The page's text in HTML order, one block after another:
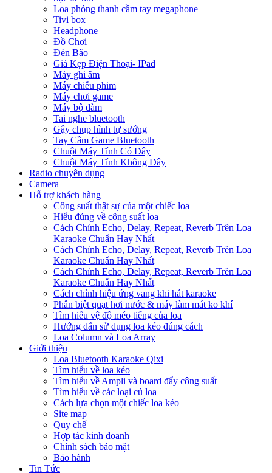
Loa phóng thanh cầm tay megaphone
Tivi box
Headphone
Đồ Chơi
Đèn Bão
Giá Kẹp Điện Thoại- IPad
Máy ghi âm
Máy chiếu phim
Máy chơi game
Máy bộ đàm
Tai nghe bluetooth
Gậy chụp hình tự sướng
Tay Cầm Game Bluetooth
Chuột Máy Tính Có Dây
Chuột Máy Tính Không Dây
Radio chuyên dụng
Camera
Hỗ trợ khách hàng
Công suất thật sự của một chiếc loa
Hiểu đúng về công suất loa
Cách Chỉnh Echo, Delay, Repeat, Reverb Trên Loa
Karaoke Chuẩn Hay Nhất
Cách Chỉnh Echo, Delay, Repeat, Reverb Trên Loa
Karaoke Chuẩn Hay Nhất
Cách Chỉnh Echo, Delay, Repeat, Reverb Trên Loa
Karaoke Chuẩn Hay Nhất
Cách chỉnh hiệu ứng vang khi hát karaoke
Phân biệt quạt hơi nước & máy làm mát ko khí
Tìm hiểu vệ độ méo tiếng của loa
Hướng dẫn sử dụng loa kéo đúng cách
Loa Column và Loa Array
Giới thiệu
Loa Bluetooth Karaoke Qixi
Tìm hiểu về loa kéo
Tìm hiểu về Ampli và board đẩy công suất
Tìm hiểu về các loại củ loa
Cách lựa chọn một chiếc loa kéo
Site map
Quy chế
Hợp tác kinh doanh
Chính sách bảo mật
Bảo hành
Tin Tức